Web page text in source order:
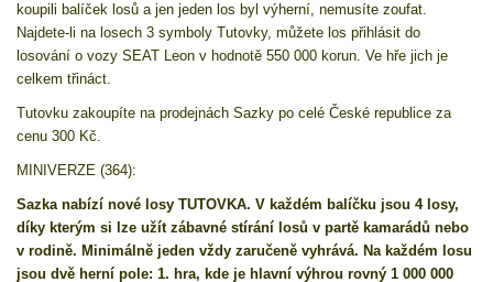
koupili balíček losů a jen jeden los byl výherní, nemusíte zoufat.
Najdete-li na losech 3 symboly Tutovky, můžete los přihlásit do
losování o vozy SEAT Leon v hodnotě 550 000 korun. Ve hře jich je
celkem třináct.
Tutovku zakoupíte na prodejnách Sazky po celé České republice za
cenu 300 Kč.
MINIVERZE (364):
Sazka nabízí nové losy TUTOVKA. V každém balíčku jsou 4 losy,
díky kterým si lze užít zábavné stírání losů v partě kamarádů nebo
v rodině. Minimálně jeden vždy zaručeně vyhrává. Na každém losu
jsou dvě herní pole: 1. hra, kde je hlavní výhrou rovný 1 000 000